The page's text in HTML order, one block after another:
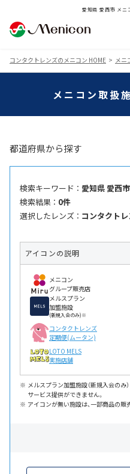
愛知県 愛西市 メニ
コンタクトレンズのメニコン HOME メニ
メニコン取扱
都道府県から探す
検索キーワード ： 愛知県 愛西市
検索結果 ： 0件
選択したレンズ ： コンタクト
アイコンの説明
メニコン
グループ販売店
メルスプラン
加盟施設
(新規入会のみ)※
コンタクトレンズ
定期便(ムータン)
LOTO MELS
実施店舗
メルスプラン加盟施設（新規入会のみ
サービス提供ができません。
アイコンが無い施設は、一部商品の販